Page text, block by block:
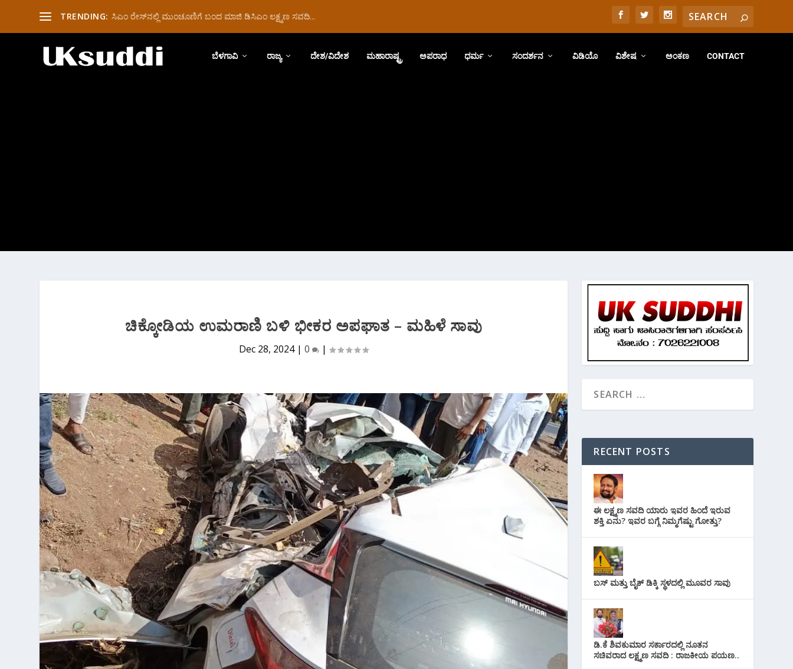
TRENDING: ಸಿಎಂ ರೇಸ್‌ನಲ್ಲಿ ಮುಂಚೂಣಿಗೆ ಬಂದ ಮಾಜಿ ಡಿಸಿಎಂ ಲಕ್ಷ್ಮಣ ಸವದಿ...
ಬೆಳಗಾವಿ ರಾಜ್ಯ ದೇಶ/ವಿದೇಶ ಮಹಾರಾಷ್ಟ್ರ ಅಪರಾಧ ಧರ್ಮ ಸಂದರ್ಶನ ವಿಡಿಯೊ ವಿಶೇಷ ಅಂಕಣ CONTACT
ಚಿಕ್ಕೋಡಿಯ ಉಮರಾಣಿ ಬಳಿ ಭೀಕರ ಅಪಘಾತ – ಮಹಿಳೆ‌ ಸಾವು
Dec 28, 2024|0 |
RECENT POSTS
ಈ ಲಕ್ಷ್ಮಣ ಸವದಿ ಯಾರು ಇವರ ಹಿಂದೆ ಇರುವ
ಶಕ್ತಿ ಏನು? ಇವರ ಬಗ್ಗೆ ನಿಮ್ಮಗೆಷ್ಟು ಗೋತ್ತು?
ಬಸ್ ಮತ್ತು ಬೈಕ್ ಡಿಕ್ಕಿ ಸ್ಥಳದಲ್ಲಿ ಮೂವರ ಸಾವು
ಡಿ.ಕೆ ಶಿವಕುಮಾರ ಸರ್ಕಾರದಲ್ಲಿ ನೂತನ
ಸಚಿವರಾದ ಲಕ್ಷ್ಮಣ ಸವದಿ : ರಾಜಕೀಯ ಪಯಣ..